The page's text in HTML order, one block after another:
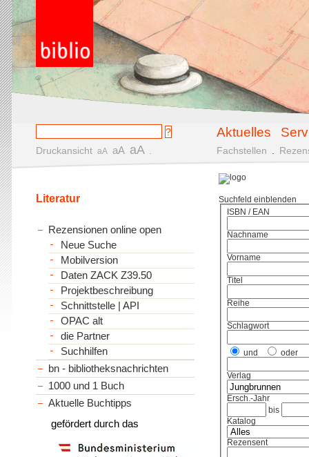
Aktuelles
Druckansicht aA aA aA Fachstellen
Suchfeld einblenden
ISBN / EAN
Nachname
Vorname
Titel
Reihe
Schlagwort
und oder
Verlag
Ersch.-Jahr
bis
Katalog
Rezensent
Literatur
Rezensionen online open
Neue Suche
Mobilversion
Daten ZACK Z39.50
Projektbeschreibung
Schnittstelle | API
OPAC alt
die Partner
Suchhilfen
bn - bibliotheksnachrichten
1000 und 1 Buch
Aktuelle Buchtipps
gefördert durch das